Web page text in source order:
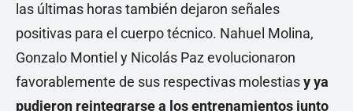
las últimas horas también dejaron señales
positivas para el cuerpo técnico. Nahuel Molina,
Gonzalo Montiel y Nicolás Paz evolucionaron
favorablemente de sus respectivas molestiasy ya
pudieron reintegrarse a los entrenamientos junto